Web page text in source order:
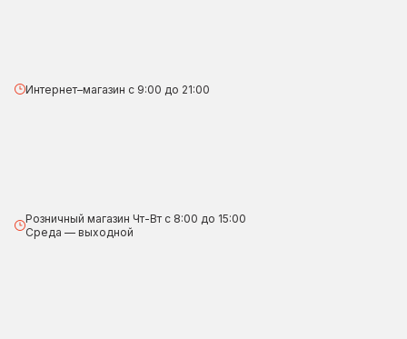
Интернет–магазин с 9:00 до 21:00
Розничный магазин Чт-Вт с 8:00 до 15:00
Среда — выходной